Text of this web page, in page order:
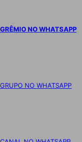
GRÊMIO NO WHATSAPP
GRUPO NO WHATSAPP